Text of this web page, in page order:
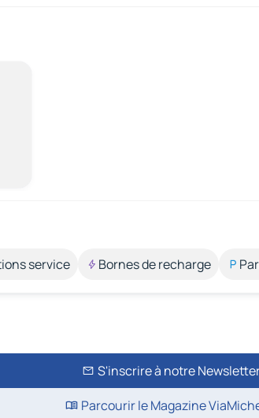
service Bornes de recharge
S'inscrire à notre
Parcourir le Magazine